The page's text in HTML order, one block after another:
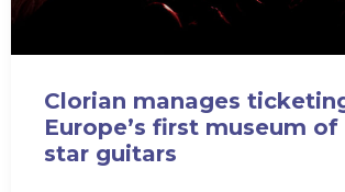
Clorian manages
Europe’s first museum
star guitars